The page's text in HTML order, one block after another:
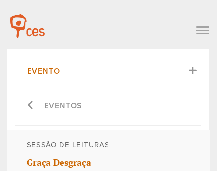
EVENTO
EVENTOS
SESSÃO DE LEITURAS
Graça Desgraça